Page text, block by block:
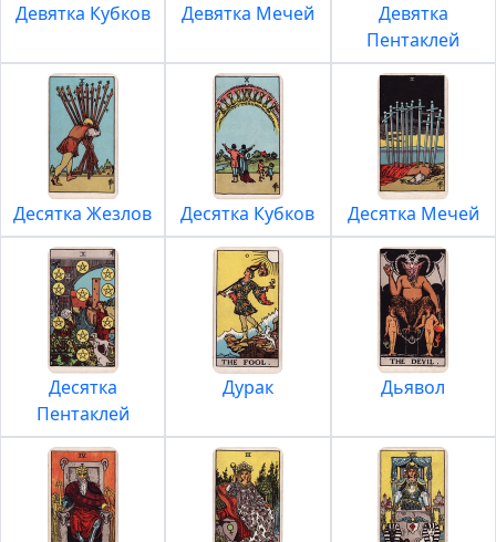
Девятка Кубков Девятка Мечей
Девятка
Пентаклей
Десятка Жезлов Десятка Кубков Десятка Мечей
Десятка
Пентаклей
Дурак Дьявол